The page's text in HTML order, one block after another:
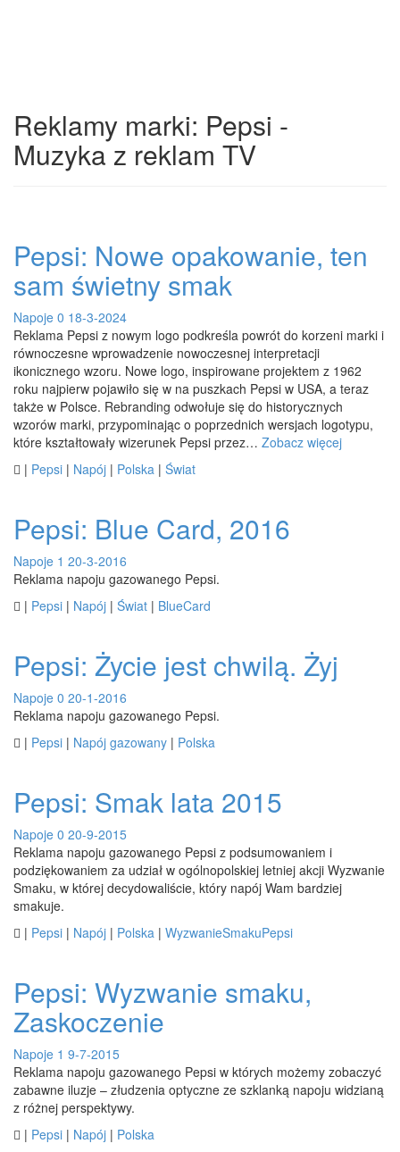
Reklamy marki: Pepsi -
Muzyka z reklam TV
Pepsi: Nowe opakowanie, ten
sam świetny smak
Napoje 0 18-3-2024
Reklama Pepsi z nowym logo podkreśla powrót do korzeni marki i
równoczesne wprowadzenie nowoczesnej interpretacji
ikonicznego wzoru. Nowe logo, inspirowane projektem z 1962
roku najpierw pojawiło się w na puszkach Pepsi w USA, a teraz
także w Polsce. Rebranding odwołuje się do historycznych
wzorów marki, przypominając o poprzednich wersjach logotypu,
które kształtowały wizerunek Pepsi przez… Zobacz więcej
 | Pepsi | Napój | Polska | Świat
Pepsi: Blue Card, 2016
Napoje 1 20-3-2016
Reklama napoju gazowanego Pepsi.
 | Pepsi | Napój | Świat | BlueCard
Pepsi: Życie jest chwilą. Żyj
Napoje 0 20-1-2016
Reklama napoju gazowanego Pepsi.
 | Pepsi | Napój gazowany | Polska
Pepsi: Smak lata 2015
Napoje 0 20-9-2015
Reklama napoju gazowanego Pepsi z podsumowaniem i
podziękowaniem za udział w ogólnopolskiej letniej akcji Wyzwanie
Smaku, w której decydowaliście, który napój Wam bardziej
smakuje.
 | Pepsi | Napój | Polska | WyzwanieSmakuPepsi
Pepsi: Wyzwanie smaku,
Zaskoczenie
Napoje 1 9-7-2015
Reklama napoju gazowanego Pepsi w których możemy zobaczyć
zabawne iluzje – złudzenia optyczne ze szklanką napoju widzianą
z różnej perspektywy.
 | Pepsi | Napój | Polska